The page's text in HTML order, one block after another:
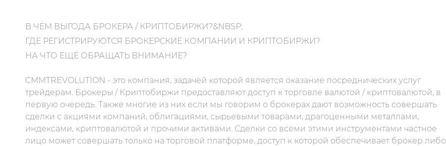
В ЧЁМ ВЫГОДА БРОКЕРА / КРИПТОБИРЖИ?&NBSP;
ГДЕ РЕГИСТРИРУЮТСЯ БРОКЕРСКИЕ КОМПАНИИ И КРИПТОБИРЖИ?
НА ЧТО ЕЩЁ ОБРАЩАТЬ ВНИМАНИЕ?
CMMTREVOLUTION - это компания, задачей которой является оказание посреднических услуг
трейдерам. Брокеры / Криптобиржи предоставляют доступ к торговле валютой / криптовалютой, в
первую очередь. Также многие из них если мы говорим о брокерах дают возможность совершать
сделки с акциями компаний, облигациями, сырьевыми товарами, драгоценными металлами,
индексами, криптовалютой и прочими активами. Сделки со всеми этими инструментами частное
лицо может совершать только на торговой платформе, доступ к которой обеспечивает брокер либо